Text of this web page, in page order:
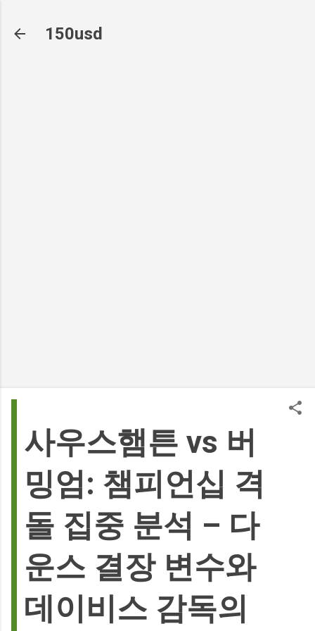
150usd
사우스햄튼 vs 버
밍엄: 챔피언십 격
돌 집중 분석 – 다
운스 결장 변수와
데이비스 감독의